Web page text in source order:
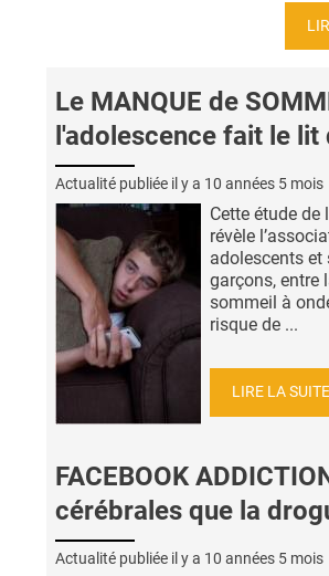
Le MANQUE de
l'adolescence fait le lit
Actualité publiée il y a 10 années 5 mois
Cette étude de
révèle
adolescents
garçons, entre
sommeil à
risque de ...
LIRE LA SUITE
FACEBOOK
cérébrales que la
Actualité publiée il y a 10 années 5 mois